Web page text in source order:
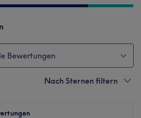
Bewertungen
Nach Sternen filtern